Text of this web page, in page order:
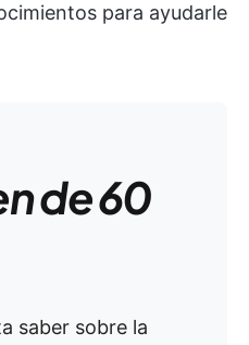
para ayudarle
de 60
saber sobre la